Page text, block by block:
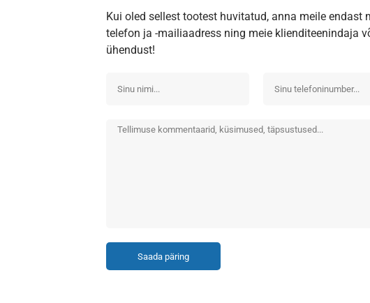
Kui oled sellest tootest huvitatud, anna meile endast
telefon ja -mailiaadress ning meie klienditeenindaja
ühendust!
Saada päring